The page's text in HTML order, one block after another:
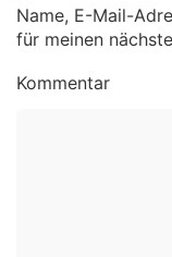
Name, E-Mail-
für meinen
Kommentar